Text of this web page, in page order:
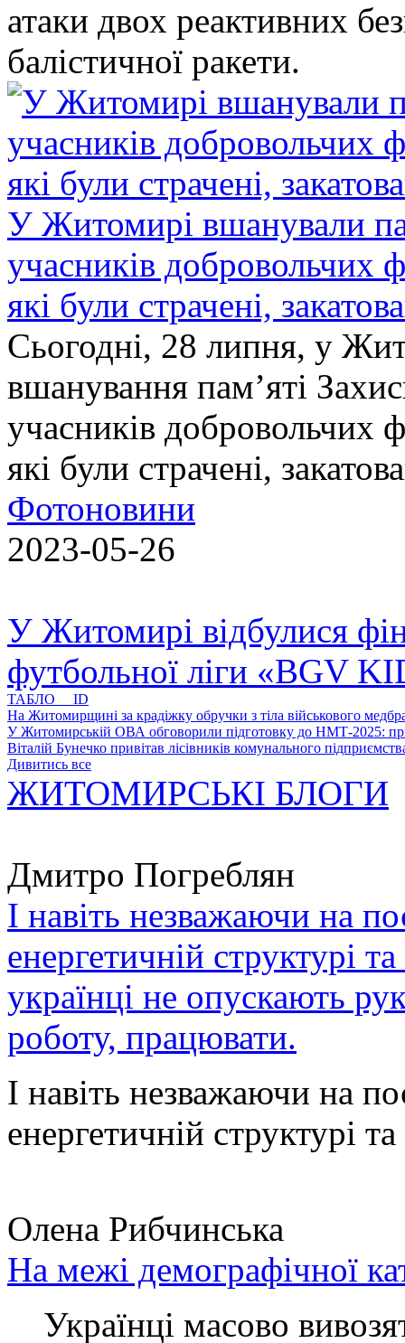
атаки двох реактивних
балістичної ракети.
У Житомирі вшанували
учасників добровольчих
які були страчені,
Сьогодні, 28 липня, у
вшанування пам’яті
учасників добровольчих
які були страчені,
Фотоновини
2023-05-26
У Житомирі відбулися
футбольної ліги «BGV
ТАБЛО ID
На Житомирщині за крадіжку обручки з тіла військового
У Житомирській ОВА обговорили підготовку до НМТ-2025:
Віталій Бунечко привітав лісівників комунального
Дивитись все
ЖИТОМИРСЬКІ БЛОГИ
Дмитро Погреблян
І навіть незважаючи на
енергетичній структурі
українці не опускають
роботу, працювати.
І навіть незважаючи на
енергетичній структурі
Олена Рибчинська
На межі демографічної
Українці масово